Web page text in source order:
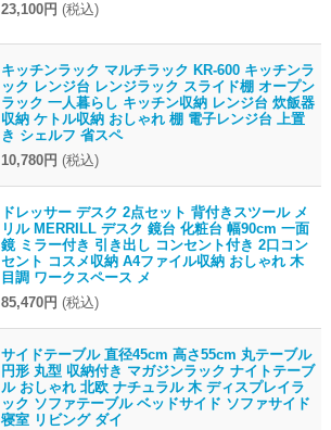
23,100円 (税込)
キッチンラック マルチラック KR-600 キッチンラ
ック レンジ台 レンジラック スライド棚 オープン
ラック 一人暮らし キッチン収納 レンジ台 炊飯器
収納 ケトル収納 おしゃれ 棚 電子レンジ台 上置
き シェルフ 省スペ
10,780円 (税込)
ドレッサー デスク 2点セット 背付きスツール メ
リル MERRILL デスク 鏡台 化粧台 幅90cm 一面
鏡 ミラー付き 引き出し コンセント付き 2口コン
セント コスメ収納 A4ファイル収納 おしゃれ 木
目調 ワークスペース メ
85,470円 (税込)
サイドテーブル 直径45cm 高さ55cm 丸テーブル
円形 丸型 収納付き マガジンラック ナイトテーブ
ル おしゃれ 北欧 ナチュラル 木 ディスプレイラ
ック ソファテーブル ベッドサイド ソファサイド
寝室 リビング ダイ